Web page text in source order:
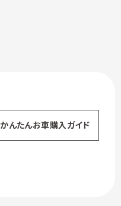
かんたんお車購入ガイド